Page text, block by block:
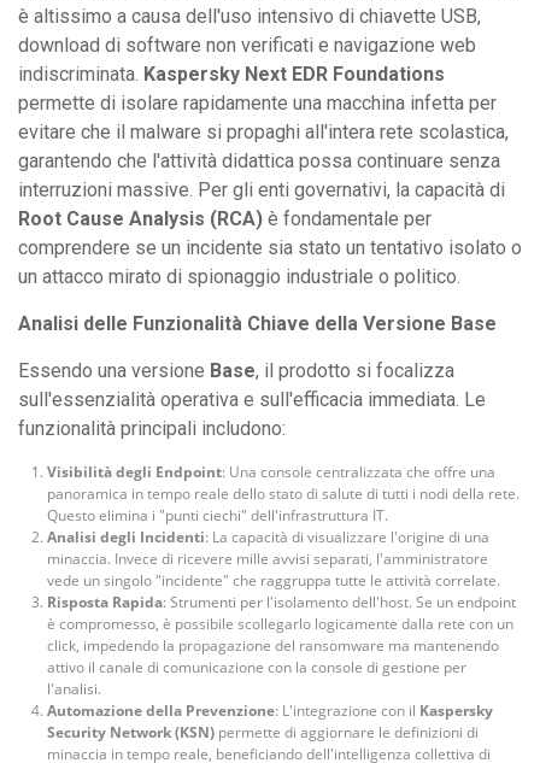
è altissimo a causa dell'uso intensivo di chiavette USB,
download di software non verificati e navigazione web
indiscriminata. Kaspersky Next EDR Foundations
permette di isolare rapidamente una macchina infetta per
evitare che il malware si propaghi all'intera rete scolastica,
garantendo che l'attività didattica possa continuare senza
interruzioni massive. Per gli enti governativi, la capacità di
Root Cause Analysis (RCA) è fondamentale per
comprendere se un incidente sia stato un tentativo isolato o
un attacco mirato di spionaggio industriale o politico.
Analisi delle Funzionalità Chiave della Versione Base
Essendo una versione Base, il prodotto si focalizza
sull'essenzialità operativa e sull'efficacia immediata. Le
funzionalità principali includono:
Visibilità degli Endpoint: Una console centralizzata che offre una
panoramica in tempo reale dello stato di salute di tutti i nodi della rete.
Questo elimina i "punti ciechi" dell'infrastruttura IT.
Analisi degli Incidenti: La capacità di visualizzare l'origine di una
minaccia. Invece di ricevere mille avvisi separati, l'amministratore
vede un singolo "incidente" che raggruppa tutte le attività correlate.
Risposta Rapida: Strumenti per l'isolamento dell'host. Se un endpoint
è compromesso, è possibile scollegarlo logicamente dalla rete con un
click, impedendo la propagazione del ransomware ma mantenendo
attivo il canale di comunicazione con la console di gestione per
l'analisi.
Automazione della Prevenzione: L'integrazione con il Kaspersky
Security Network (KSN) permette di aggiornare le definizioni di
minaccia in tempo reale, beneficiando dell'intelligenza collettiva di